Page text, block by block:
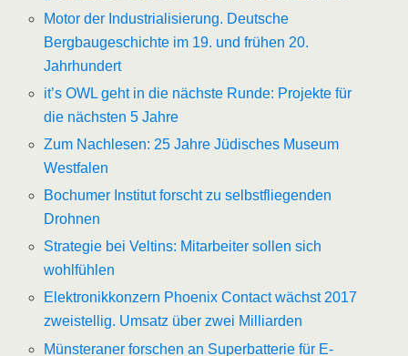
Motor der Industrialisierung. Deutsche
Bergbaugeschichte im 19. und frühen 20.
Jahrhundert
it’s OWL geht in die nächste Runde: Projekte für
die nächsten 5 Jahre
Zum Nachlesen: 25 Jahre Jüdisches Museum
Westfalen
Bochumer Institut forscht zu selbstfliegenden
Drohnen
Strategie bei Veltins: Mitarbeiter sollen sich
wohlfühlen
Elektronikkonzern Phoenix Contact wächst 2017
zweistellig. Umsatz über zwei Milliarden
Münsteraner forschen an Superbatterie für E-